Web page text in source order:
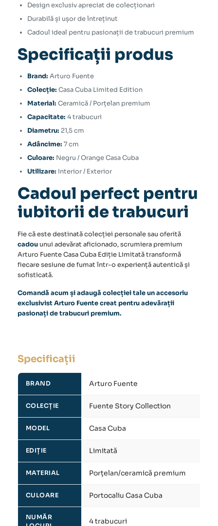
Design exclusiv apreciat de colecționari
Durabilă și ușor de întreținut
Cadoul ideal pentru pasionații de trabucuri premium
Specificații produs
Brand: Arturo Fuente
Colecție: Casa Cuba Limited Edition
Material: Ceramică / Porțelan premium
Capacitate: 4 trabucuri
Diametru: 21,5 cm
Adâncime: 7 cm
Culoare: Negru / Orange Casa Cuba
Utilizare: Interior / Exterior
Cadoul perfect pentru
iubitorii de trabucuri
Fie că este destinată colecției personale sau oferită
cadou unui adevărat aficionado, scrumiera premium
Arturo Fuente Casa Cuba Ediție Limitată transformă
fiecare sesiune de fumat într-o experiență autentică și
sofisticată.
Comandă acum și adaugă colecției tale un accesoriu
exclusivist Arturo Fuente creat pentru adevărații
pasionați de trabucuri premium.
Specificații
BRAND Arturo Fuente
COLECȚIE Fuente Story Collection
MODEL Casa Cuba
EDIȚIE Limitată
MATERIAL Porțelan/ceramică premium
CULOARE Portocaliu Casa Cuba
NUMĂR
4 trabucuri